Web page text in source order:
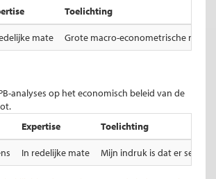
Toelichting
mate Grote macro-econometrische
analyses op het economisch beleid van de
Expertise Toelichting
In redelijke mate Mijn indruk is dat er